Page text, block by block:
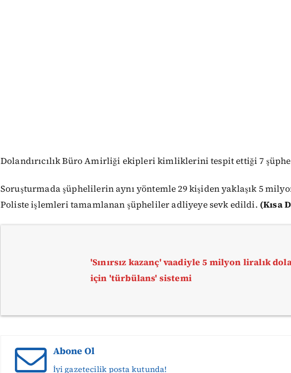
Dolandırıcılık Büro Amirliği ekipleri kimliklerini tespit ettiği 7
Soruşturmada şüphelilerin aynı yöntemle 29 kişiden yaklaşık 5
Poliste işlemleri tamamlanan şüpheliler adliyeye sevk edildi. (Kısa
'Sınırsız kazanç' vaadiyle 5 milyon liralık
için 'türbülans' sistemi
Abone Ol
İyi gazetecilik posta kutunda!